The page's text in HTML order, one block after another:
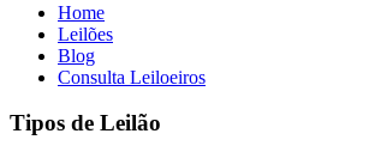
Home
Leilões
Blog
Consulta Leiloeiros
Tipos de Leilão